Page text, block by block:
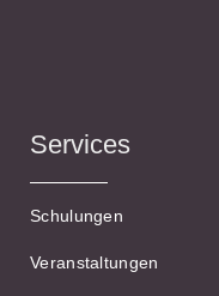
Services
Schulungen
Veranstaltungen